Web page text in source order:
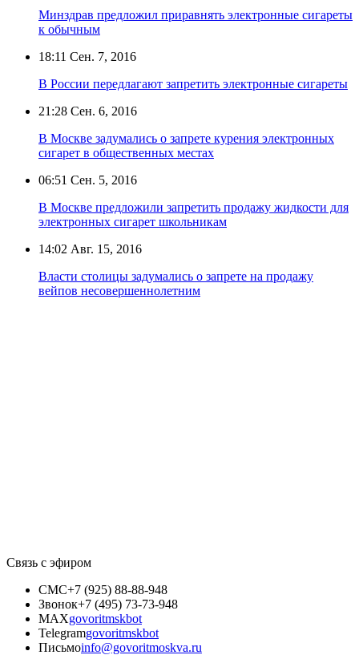
Минздрав предложил приравнять электронные сигареты
к обычным
18:11 Сен. 7, 2016
В России передлагают запретить электронные сигареты
21:28 Сен. 6, 2016
В Москве задумались о запрете курения электронных
сигарет в общественных местах
06:51 Сен. 5, 2016
В Москве предложили запретить продажу жидкости для
электронных сигарет школьникам
14:02 Авг. 15, 2016
Власти столицы задумались о запрете на продажу
вейпов несовершеннолетним
Связь с эфиром
СМС+7 (925) 88-88-948
Звонок+7 (495) 73-73-948
MAXgovoritmskbot
Telegramgovoritmskbot
Письмоinfo@govoritmoskva.ru